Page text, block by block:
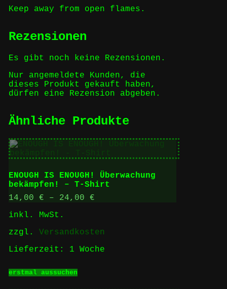
Keep away from open flames.
Rezensionen
Es gibt noch keine Rezensionen.
Nur angemeldete Kunden, die
dieses Produkt gekauft haben,
dürfen eine Rezension abgeben.
Ähnliche Produkte
ENOUGH IS ENOUGH! Überwachung
bekämpfen! – T-Shirt
14,00 € – 24,00 €
inkl. MwSt.
zzgl. Versandkosten
Lieferzeit: 1 Woche
erstmal aussuchenProdukt